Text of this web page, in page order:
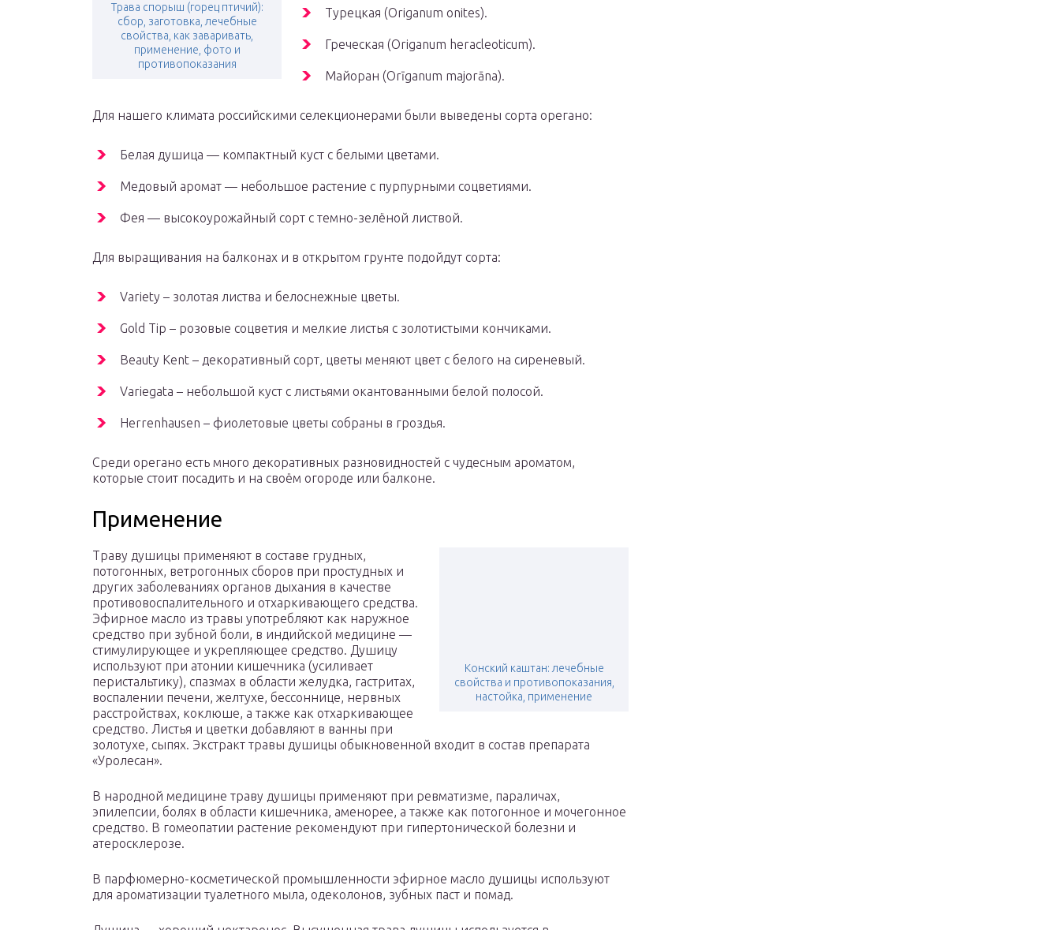
Трава спорыш (горец птичий):
сбор, заготовка, лечебные
свойства, как заваривать,
применение, фото и
противопоказания
Турецкая (Origanum onites).
Греческая (Origanum heracleoticum).
Майоран (Orīganum majorāna).
Для нашего климата российскими селекционерами были выведены сорта орегано:
Белая душица — компактный куст с белыми цветами.
Медовый аромат — небольшое растение с пурпурными соцветиями.
Фея — высокоурожайный сорт с темно-зелёной листвой.
Для выращивания на балконах и в открытом грунте подойдут сорта:
Variety – золотая листва и белоснежные цветы.
Gold Tip – розовые соцветия и мелкие листья с золотистыми кончиками.
Beauty Kent – декоративный сорт, цветы меняют цвет с белого на сиреневый.
Variegata – небольшой куст с листьями окантованными белой полосой.
Herrenhausen – фиолетовые цветы собраны в гроздья.
Среди орегано есть много декоративных разновидностей с чудесным ароматом,
которые стоит посадить и на своём огороде или балконе.
Применение
Конский каштан: лечебные
свойства и противопоказания,
настойка, применение
Траву душицы применяют в составе грудных,
потогонных, ветрогонных сборов при простудных и
других заболеваниях органов дыхания в качестве
противовоспалительного и отхаркивающего средства.
Эфирное масло из травы употребляют как наружное
средство при зубной боли, в индийской медицине —
стимулирующее и укрепляющее средство. Душицу
используют при атонии кишечника (усиливает
перистальтику), спазмах в области желудка, гастритах,
воспалении печени, желтухе, бессоннице, нервных
расстройствах, коклюше, а также как отхаркивающее
средство. Листья и цветки добавляют в ванны при
золотухе, сыпях. Экстракт травы душицы обыкновенной входит в состав препарата
«Уролесан».
В народной медицине траву душицы применяют при ревматизме, параличах,
эпилепсии, болях в области кишечника, аменорее, а также как потогонное и мочегонное
средство. В гомеопатии растение рекомендуют при гипертонической болезни и
атеросклерозе.
В парфюмерно-косметической промышленности эфирное масло душицы используют
для ароматизации туалетного мыла, одеколонов, зубных паст и помад.